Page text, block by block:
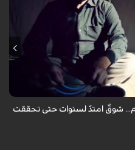
لسنوات وهم يتمنون زيارة
المادية والظروف الشخصية لم
شوقٌ امتدّ لسنوات حتى تحققت